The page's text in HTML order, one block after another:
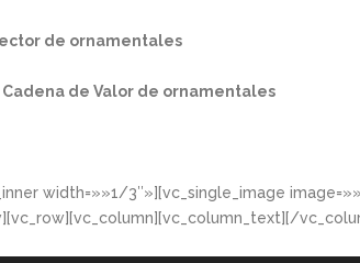
de ornamentales​
de Valor de ornamentales​
width=»»1/3″»][vc_single_image